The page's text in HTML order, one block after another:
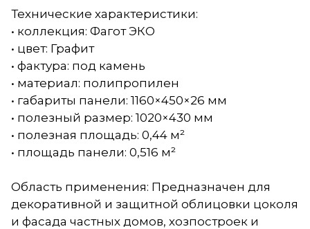
Технические характеристики:
• коллекция: Фагот ЭКО
• цвет: Графит
• фактура: под камень
• материал: полипропилен
• габариты панели: 1160×450×26 мм
• полезный размер: 1020×430 мм
• полезная площадь: 0,44 м²
• площадь панели: 0,516 м²
Область применения: Предназначен для
декоративной и защитной облицовки цоколя
и фасада частных домов, хозпостроек и